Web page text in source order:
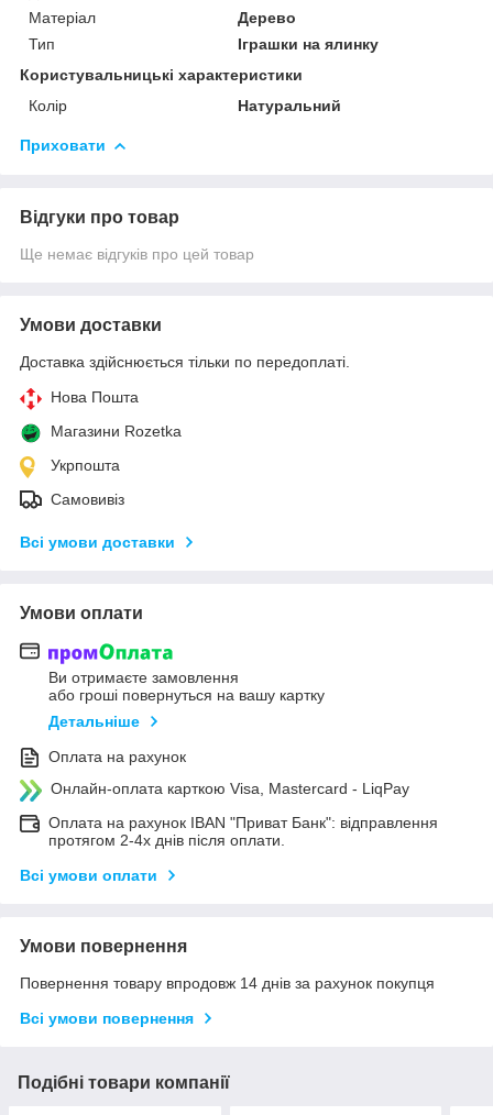
Матеріал
Дерево
Тип
Іграшки на ялинку
Користувальницькі характеристики
Колір
Натуральний
Приховати
Відгуки про товар
Ще немає відгуків про цей товар
Умови доставки
Доставка здійснюється тільки по передоплаті.
Нова Пошта
Магазини Rozetka
Укрпошта
Самовивіз
Всі умови доставки
Умови оплати
Ви отримаєте замовлення
або гроші повернуться на вашу картку
Детальніше
Оплата на рахунок
Онлайн-оплата карткою Visa, Mastercard - LiqPay
Оплата на рахунок IBAN "Приват Банк": відправлення
протягом 2-4х днів після оплати.
Всі умови оплати
Умови повернення
Повернення товару впродовж 14 днів за рахунок покупця
Всі умови повернення
Подібні товари компанії